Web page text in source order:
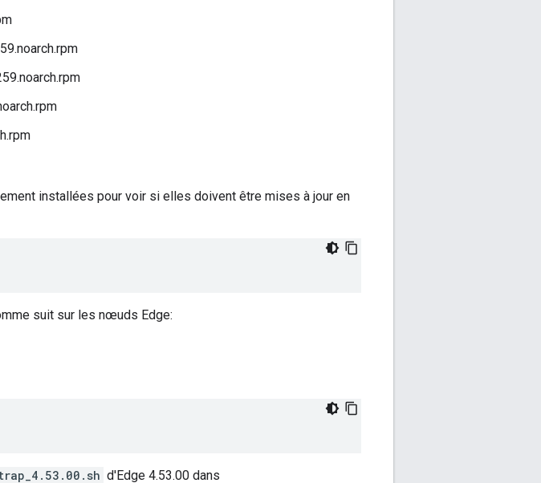
installées pour voir si elles doivent être mises à jour en
suit sur les nœuds Edge:
d'Edge 4.53.00 dans